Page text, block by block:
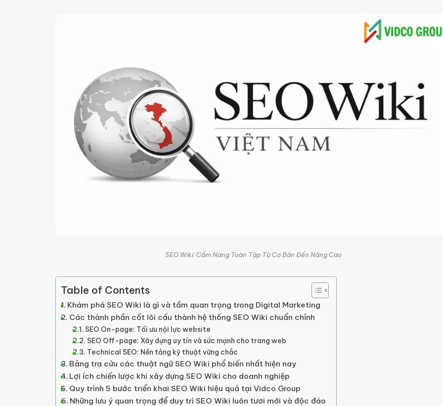
SEO Wiki: Cẩm Nang Toàn Tập Từ Cơ Bản Đến Nâng Cao
Table of Contents
Khám phá SEO Wiki là gì và tầm quan trọng trong Digital Marketing
Các thành phần cốt lõi cấu thành hệ thống SEO Wiki chuẩn chỉnh
SEO On-page: Tối ưu nội lực website
SEO Off-page: Xây dựng uy tín và sức mạnh cho trang web
Technical SEO: Nền tảng kỹ thuật vững chắc
Bảng tra cứu các thuật ngữ SEO Wiki phổ biến nhất hiện nay
Lợi ích chiến lược khi xây dựng SEO Wiki cho doanh nghiệp
Quy trình 5 bước triển khai SEO Wiki hiệu quả tại Vidco Group
Những lưu ý quan trọng để duy trì SEO Wiki luôn tươi mới và độc đáo